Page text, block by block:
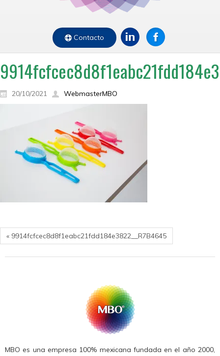
Contacto
20/10/2021 WebmasterMBO
« 9914fcfcec8d8f1eabc21fdd184e3822__R7B4645
MBO es una empresa 100% mexicana fundada en el año 2000,